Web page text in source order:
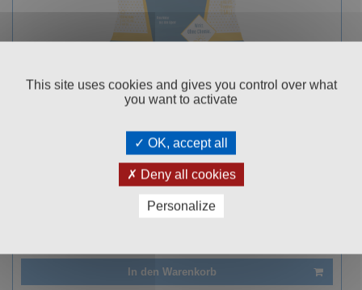
SALPINA POOL-SALZ 20KG
€ 18,99
Kundenbewertung
In den Warenkorb
This site uses cookies and gives you control over what
you want to activate
OK, accept all
Deny all cookies
Personalize